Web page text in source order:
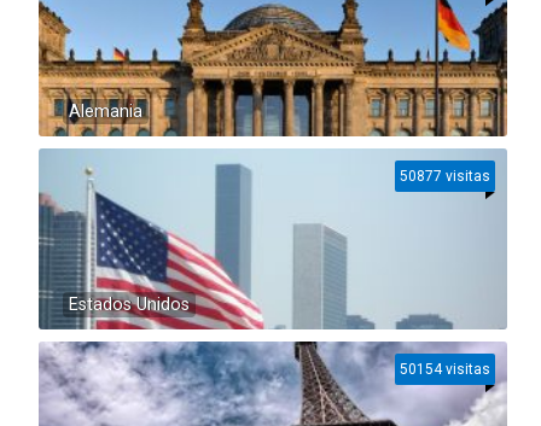
Alemania
Estados Unidos
50877 visitas
50154 visitas